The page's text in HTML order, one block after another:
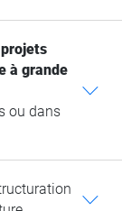
à grande
ou dans
c
c